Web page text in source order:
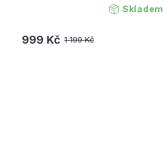
Skladem
1 199 Kč
999 Kč